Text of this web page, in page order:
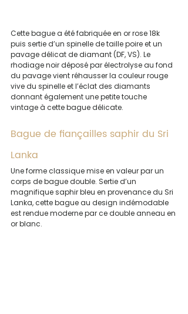
Cette bague a été fabriquée en or rose 18k
puis sertie d’un spinelle de taille poire et un
pavage délicat de diamant (DF, VS). Le
rhodiage noir déposé par électrolyse au fond
du pavage vient réhausser la couleur rouge
vive du spinelle et l’éclat des diamants
donnant également une petite touche
vintage à cette bague délicate.
Bague de fiançailles saphir du Sri
Lanka
Une forme classique mise en valeur par un
corps de bague double. Sertie d’un
magnifique saphir bleu en provenance du Sri
Lanka, cette bague au design indémodable
est rendue moderne par ce double anneau en
or blanc.